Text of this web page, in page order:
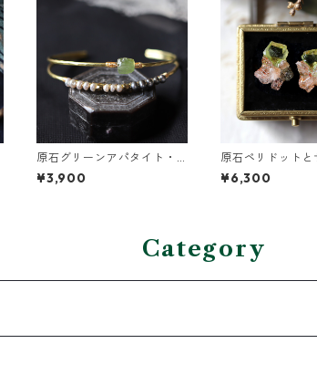
原石グリーンアパタイト・
グレーパールの2連バングル
¥3,900
原石ペリドットと
ーンのプチピアス
¥6,300
Category